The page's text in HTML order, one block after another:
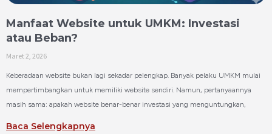
Manfaat Website untuk UMKM: Investasi
atau Beban?
Maret 2, 2026
Keberadaan website bukan lagi sekadar pelengkap. Banyak pelaku UMKM mulai
mempertimbangkan untuk memiliki website sendiri. Namun, pertanyaannya
masih sama: apakah website benar-benar investasi yang menguntungkan,
Baca Selengkapnya